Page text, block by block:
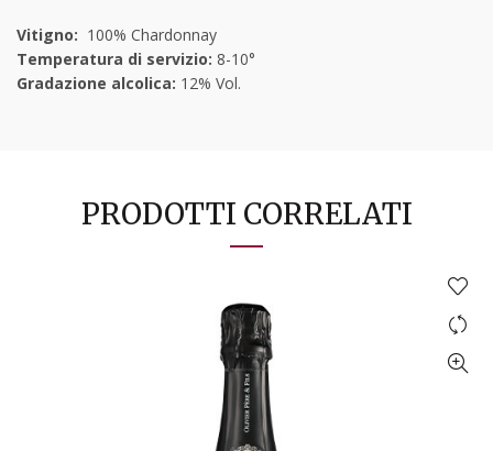
Vitigno: 100% Chardonnay
Temperatura di servizio: 8-10°
Gradazione alcolica: 12% Vol.
PRODOTTI CORRELATI